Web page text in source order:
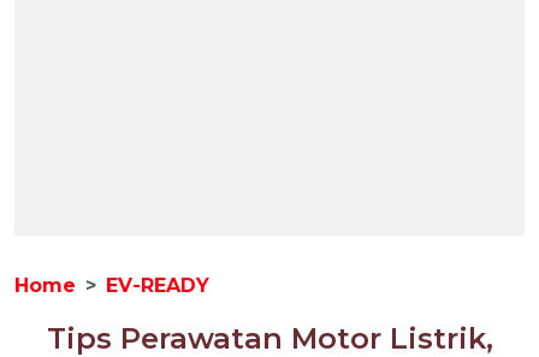
Home EV-READY
Tips Perawatan Motor Listrik,